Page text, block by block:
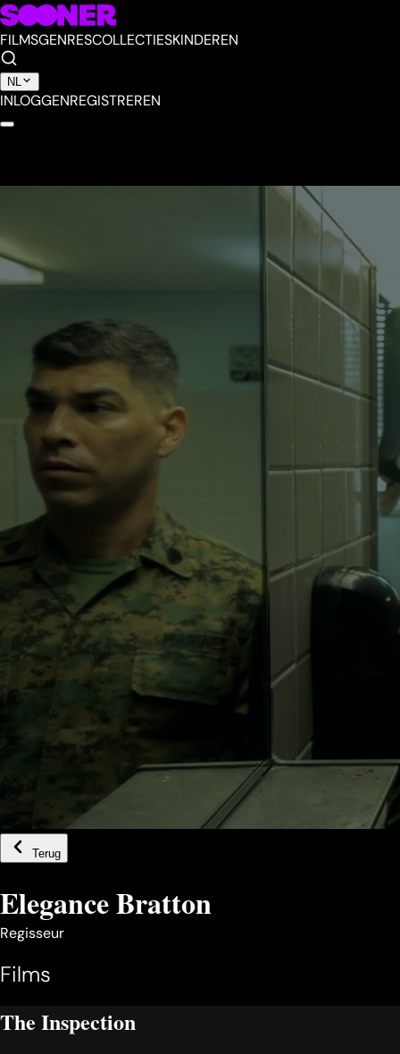
FILMSGENRESCOLLECTIESKINDEREN
NL
INLOGGENREGISTREREN
Terug
Elegance Bratton
Regisseur
Films
The Inspection